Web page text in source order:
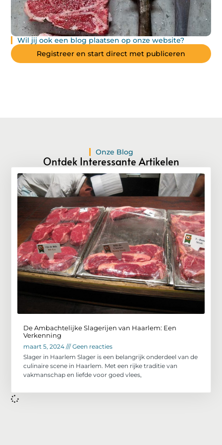
Wil jij ook een blog plaatsen op onze website?
Registreer en start direct met publiceren
Onze Blog
Ontdek Interessante Artikelen
De Ambachtelijke Slagerijen van Haarlem: Een
Verkenning
maart 5, 2024
Geen reacties
Slager in Haarlem Slager is een belangrijk onderdeel van de
culinaire scene in Haarlem. Met een rijke traditie van
vakmanschap en liefde voor goed vlees,